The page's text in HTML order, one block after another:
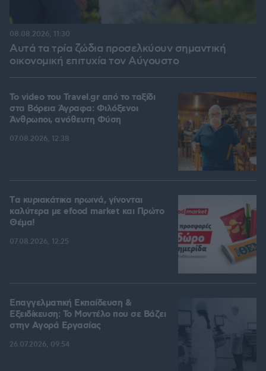
Αυτά τα τρία ζώδια προσελκύουν σημαντική
οικονομική επιτυχία τον Αύγουστο
08.08.2026, 11:30
To video του Travel.gr από το ταξίδι
στα Βόρεια Άγραφα: Φιλόξενοι
Άνθρωποι, ανόθευτη Φύση
07.08.2026, 12:38
Tα κυριακάτικα πρωινά, γίνονται
καλύτερα με efood market και Πρώτο
Θέμα!
07.08.2026, 12:25
Επαγγελματική Εκπαίδευση &
Εξειδίκευση: Το Mοντέλο που σε Bάζει
στην Aγορά Eργασίας
26.07.2026, 09:54